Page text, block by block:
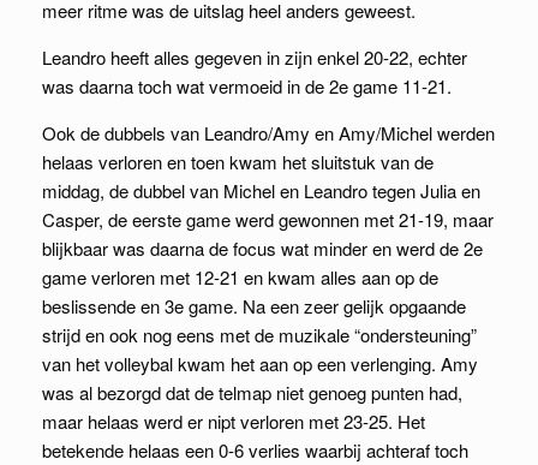
meer ritme was de uitslag heel anders geweest.
Leandro heeft alles gegeven in zijn enkel 20-22, echter
was daarna toch wat vermoeid in de 2e game 11-21.
Ook de dubbels van Leandro/Amy en Amy/Michel werden
helaas verloren en toen kwam het sluitstuk van de
middag, de dubbel van Michel en Leandro tegen Julia en
Casper, de eerste game werd gewonnen met 21-19, maar
blijkbaar was daarna de focus wat minder en werd de 2e
game verloren met 12-21 en kwam alles aan op de
beslissende en 3e game. Na een zeer gelijk opgaande
strijd en ook nog eens met de muzikale “ondersteuning”
van het volleybal kwam het aan op een verlenging. Amy
was al bezorgd dat de telmap niet genoeg punten had,
maar helaas werd er nipt verloren met 23-25. Het
betekende helaas een 0-6 verlies waarbij achteraf toch